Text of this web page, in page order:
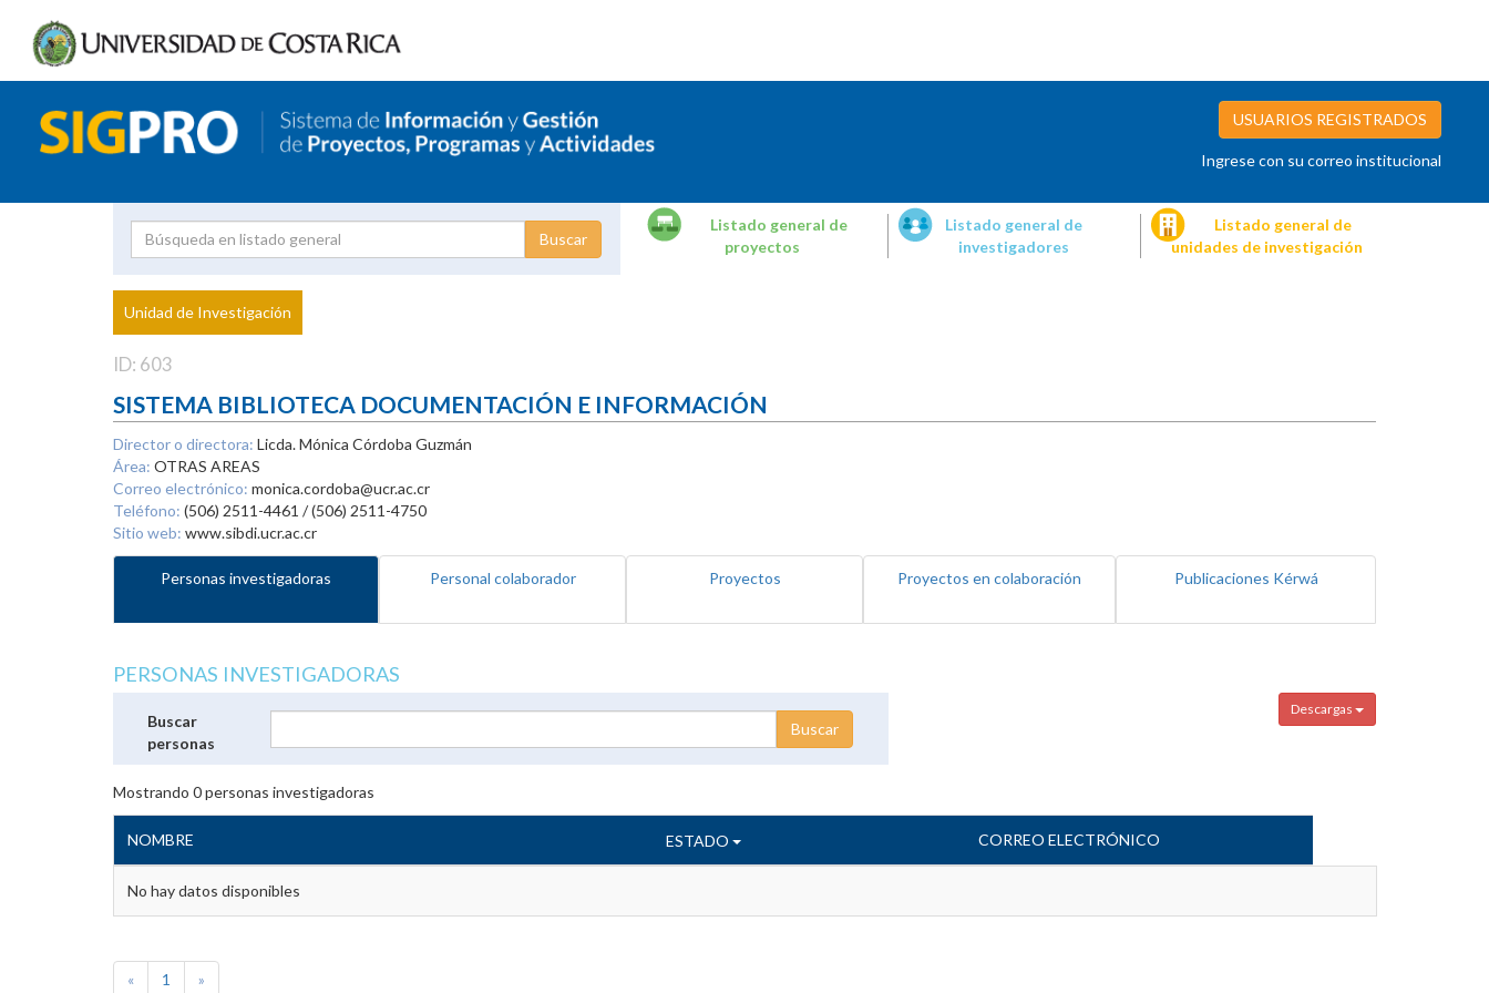
USUARIOS REGISTRADOS
Ingrese con su correo institucional
Proyecto
Investigador
Listado general de
proyectos
Listado general de
investigadores
Listado general de
unidades de investigación
Unidad de Investigación
ID: 603
SISTEMA BIBLIOTECA DOCUMENTACIÓN E INFORMACIÓN
Director o directora: Licda. Mónica Córdoba Guzmán
Área: OTRAS AREAS
Correo electrónico: monica.cordoba@ucr.ac.cr
Teléfono: (506) 2511-4461 / (506) 2511-4750
Sitio web: www.sibdi.ucr.ac.cr
Personas investigadoras Personal colaborador Proyectos Proyectos en colaboración Publicaciones Kérwá
PERSONAS INVESTIGADORAS
Descargas
Buscar
personas
Mostrando 0personas investigadoras
NOMBRE ESTADO CORREO ELECTRÓNICO
No hay datos disponibles
« 1 »